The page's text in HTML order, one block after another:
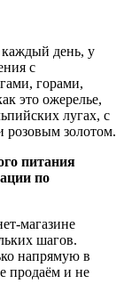
день, у
с
горами,
это ожерелье,
лугах, с
розовым золотом.
питания
по
магазине
шагов.
напрямую в
продаём и не